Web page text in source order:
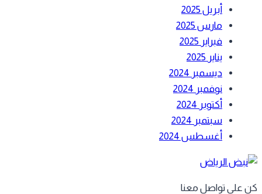
أبريل 2025
مارس 2025
فبراير 2025
يناير 2025
ديسمبر 2024
نوفمبر 2024
أكتوبر 2024
سبتمبر 2024
أغسطس 2024
على تواصل معنا